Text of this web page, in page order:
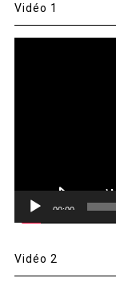
Vidéo 1
00:00
Vidéo 2